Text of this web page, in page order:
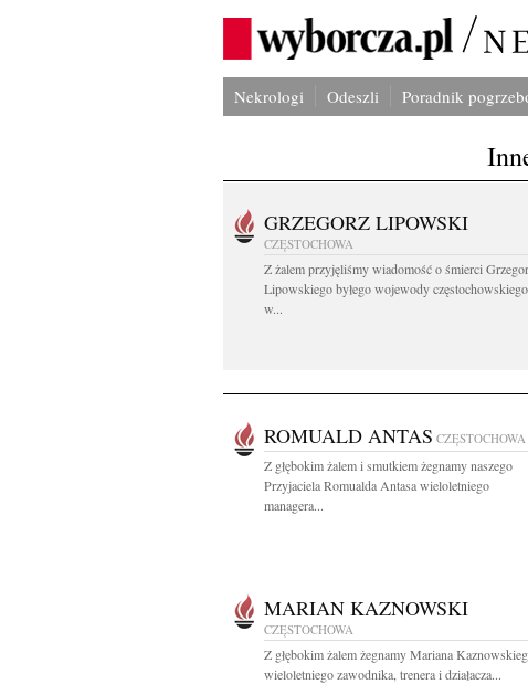
Nekrologi Odeszli Poradnik
GRZEGORZ LIPOWSKI
CZĘSTOCHOWA
Z żalem przyjęliśmy wiadomość o śmierci
Lipowskiego byłego wojewody częstochowskiego
w...
ROMUALD ANTAS CZĘSTOCHOWA
Z głębokim żalem i smutkiem żegnamy naszego
Przyjaciela Romualda Antasa wieloletniego
managera...
MARIAN KAZNOWSKI
CZĘSTOCHOWA
Z głębokim żalem żegnamy Mariana
wieloletniego zawodnika, trenera i działacza...